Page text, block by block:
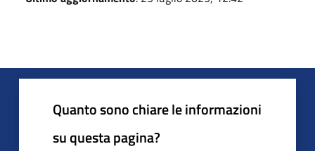
Quanto sono chiare le informazioni
su questa pagina?